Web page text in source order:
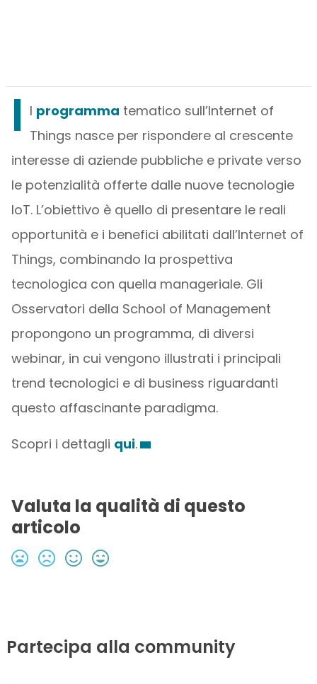
I l programma tematico sull’Internet of
Things nasce per rispondere al crescente
interesse di aziende pubbliche e private verso
le potenzialità offerte dalle nuove tecnologie
IoT. L’obiettivo è quello di presentare le reali
opportunità e i benefici abilitati dall’Internet of
Things, combinando la prospettiva
tecnologica con quella manageriale. Gli
Osservatori della School of Management
propongono un programma, di diversi
webinar, in cui vengono illustrati i principali
trend tecnologici e di business riguardanti
questo affascinante paradigma.
Scopri i dettagli qui.
Valuta la qualità di questo
articolo
Partecipa alla community